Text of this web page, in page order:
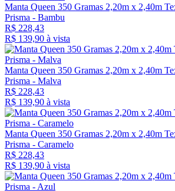
Manta Queen 350 Gramas 2,20m x 2,40m
Prisma - Bambu
R$ 228,43
R$ 139,90 à vista
Manta Queen 350 Gramas 2,20m x 2,40m
Prisma - Malva
R$ 228,43
R$ 139,90 à vista
Manta Queen 350 Gramas 2,20m x 2,40m
Prisma - Caramelo
R$ 228,43
R$ 139,90 à vista